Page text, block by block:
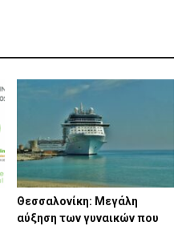
Θεσσαλονίκη: Μεγάλη
αύξηση των γυναικών που